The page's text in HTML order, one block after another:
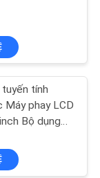
số
tính
Máy phay LCD
Bộ dụng